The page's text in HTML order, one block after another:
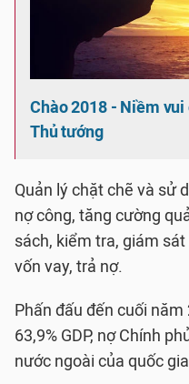
Chào 2018 - Niềm
Thủ tướng
Quản lý chặt chẽ và sử
nợ công, tăng cường
sách, kiểm tra, giám
vốn vay, trả nợ.
Phấn đấu đến cuối
63,9% GDP, nợ Chính
nước ngoài của quốc